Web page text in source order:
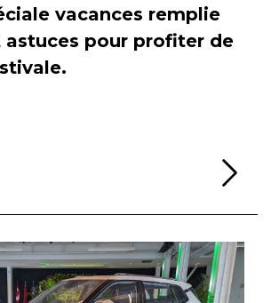
vacances remplie
astuces pour profiter de